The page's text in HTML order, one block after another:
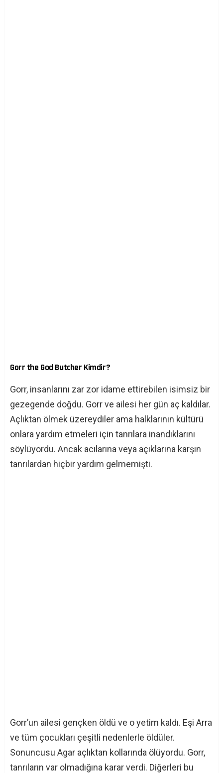
Gorr the God Butcher Kimdir?
Gorr, insanlarını zar zor idame ettirebilen isimsiz bir
gezegende doğdu. Gorr ve ailesi her gün aç kaldılar.
Açlıktan ölmek üzereydiler ama halklarının kültürü
onlara yardım etmeleri için tanrılara inandıklarını
söylüyordu. Ancak acılarına veya açıklarına karşın
tanrılardan hiçbir yardım gelmemişti.
Gorr’un ailesi gençken öldü ve o yetim kaldı. Eşi Arra
ve tüm çocukları çeşitli nedenlerle öldüler.
Sonuncusu Agar açlıktan kollarında ölüyordu. Gorr,
tanrıların var olmadığına karar verdi. Diğerleri bu